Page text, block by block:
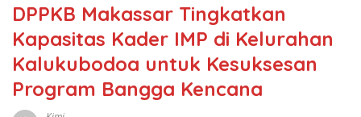
DPPKB Makassar Tingkatkan
Kapasitas Kader IMP di Kelurahan
Kalukubodoa untuk Kesuksesan
Program Bangga Kencana